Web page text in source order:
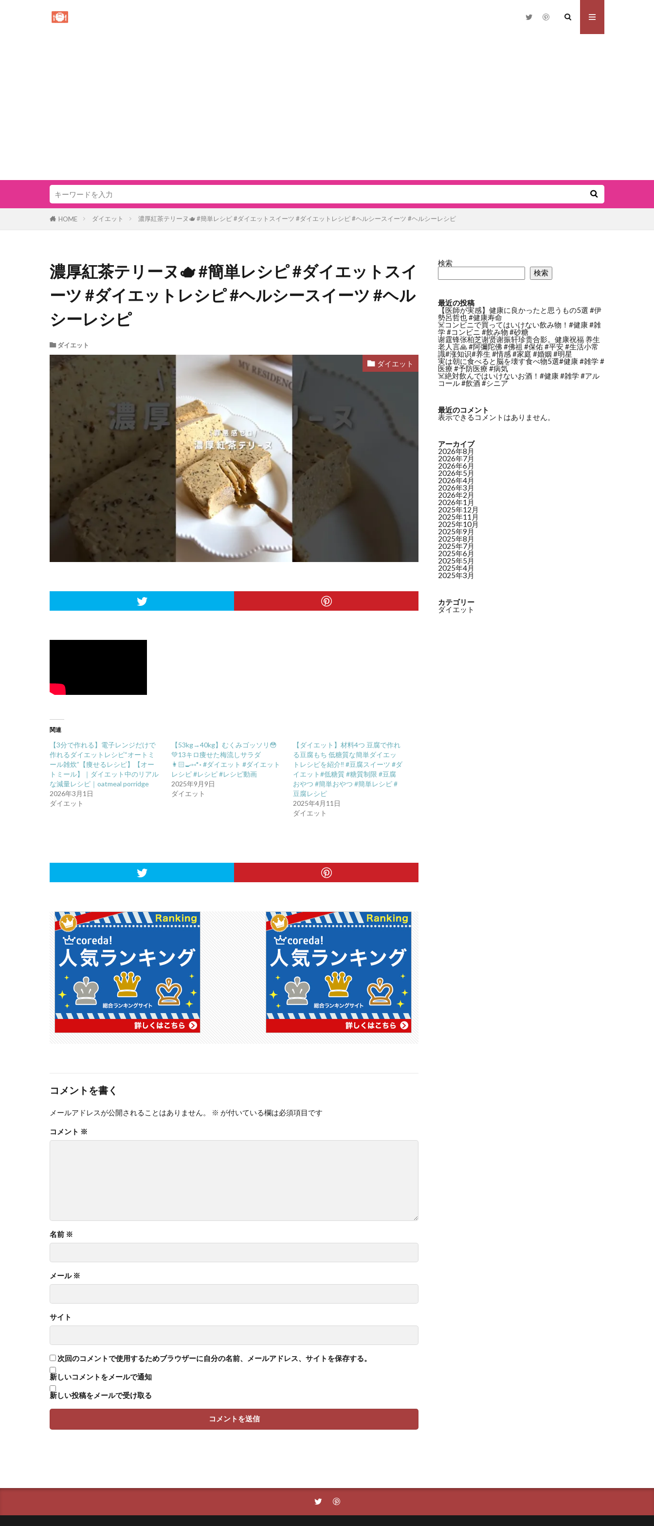
HOME ダイエット 濃厚紅茶テリーヌ🫖 #簡単レシピ #ダイエットスイーツ #ダイエットレシピ #ヘルシースイーツ #ヘルシーレシピ
濃厚紅茶テリーヌ🫖 #簡単レシピ #ダイエットスイ
ーツ #ダイエットレシピ #ヘルシースイーツ #ヘル
シーレシピ
ダイエット
ダイエット
関連
【3分で作れる】電子レンジだけで
作れるダイエットレシピ“オートミ
ール雑炊”【痩せるレシピ】【オー
トミール】｜ダイエット中のリアル
な減量レシピ｜oatmeal porridge
2026年3月1日
ダイエット
【53kg→40kg】むくみゴッソリ😳
💚13キロ痩せた梅流しサラダ
👩🏻‍🍳⑅*॰ #ダイエット #ダイエット
レシピ #レシピ #レシピ動画
2025年9月9日
ダイエット
【ダイエット】材料4つ 豆腐で作れ
る豆腐もち 低糖質な簡単ダイエッ
トレシピを紹介‼︎ #豆腐スイーツ #ダ
イエット#低糖質 #糖質制限 #豆腐
おやつ #簡単おやつ #簡単レシピ #
豆腐レシピ
2025年4月11日
ダイエット
コメントを書く
メールアドレスが公開されることはありません。 ※ が付いている欄は必須項目です
コメント ※
名前 ※
メール ※
サイト
次回のコメントで使用するためブラウザーに自分の名前、メールアドレス、サイトを保存する。
新しいコメントをメールで通知
新しい投稿をメールで受け取る
検索
検索
最近の投稿
【医師が実感】健康に良かったと思うもの5選 #伊
勢呂哲也 #健康寿命
☠️コンビニで買ってはいけない飲み物！#健康 #雑
学 #コンビニ #飲み物 #砂糖
谢霆锋张柏芝谢贤谢振轩珍贵合影。健康祝福 养生
老人言🙏 #阿彌陀佛 #佛祖 #保佑 #平安 #生活小常
識#涨知识#养生 #情感 #家庭 #婚姻 #明星
実は朝に食べると脳を壊す食べ物5選#健康 #雑学 #
医療 #予防医療 #病気
☠️絶対飲んではいけないお酒！#健康 #雑学 #アル
コール #飲酒 #シニア
最近のコメント
表示できるコメントはありません。
アーカイブ
2026年8月
2026年7月
2026年6月
2026年5月
2026年4月
2026年3月
2026年2月
2026年1月
2025年12月
2025年11月
2025年10月
2025年9月
2025年8月
2025年7月
2025年6月
2025年5月
2025年4月
2025年3月
カテゴリー
ダイエット